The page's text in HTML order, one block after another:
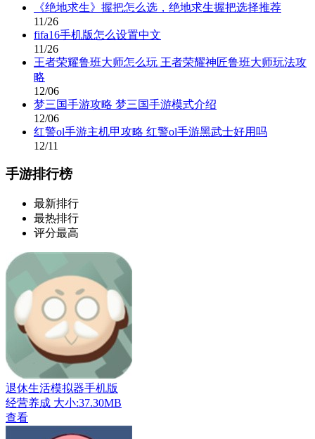
《绝地求生》握把怎么选，绝地求生握把选择推荐
11/26
fifa16手机版怎么设置中文
11/26
王者荣耀鲁班大师怎么玩 王者荣耀神匠鲁班大师玩法攻
略
12/06
梦三国手游攻略 梦三国手游模式介绍
12/06
红警ol手游主机甲攻略 红警ol手游黑武士好用吗
12/11
手游排行榜
最新排行
最热排行
评分最高
退休生活模拟器手机版
经营养成 大小:37.30MB
查看